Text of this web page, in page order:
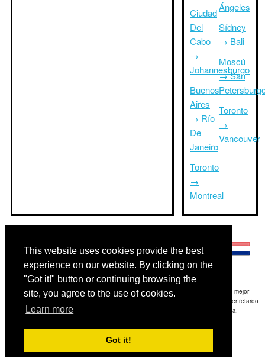
This website uses cookies provide the best
experience on our website. By clicking on the
"Got it!" button or continuing browsing the
site, you agree to the use of cookies.
Learn more
Got it!
Ciudad
Del
Cabo
→
Johannesburgo
Buenos
Aires
→ Río
De
Janeiro
Toronto
→
Montreal
Ángeles
Sídney
→ Bali
Moscú
→ San
Toronto
→
Vancouver
Exención de responsabilidad: La información mostrada en este sitio es nuestra mejor
estimación y sólo para su referencia.TripTimeTo.com no es responsable de cualquier retardo
de ida y / o consiguientes daños resultaron de la información proporcionada.
Copyright 2015-2026
Contact Usfor feedback.